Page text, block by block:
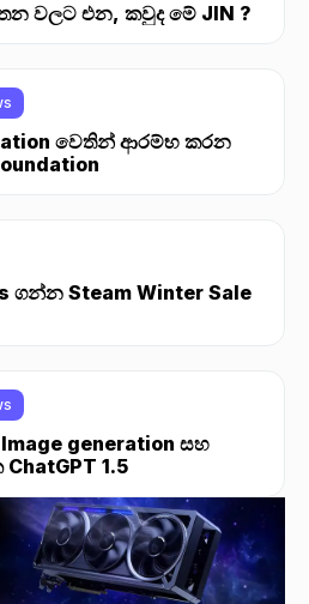
වලට එන, කවුද මේ JIN ?
වෙතින් ආරම්භ කරන
ගන්න Steam Winter Sale
generation සහ
1.5